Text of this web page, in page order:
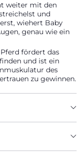
weiter mit den
und
wiehert Baby
genau wie ein
fördert das
und ist ein
des
zu gewinnen.